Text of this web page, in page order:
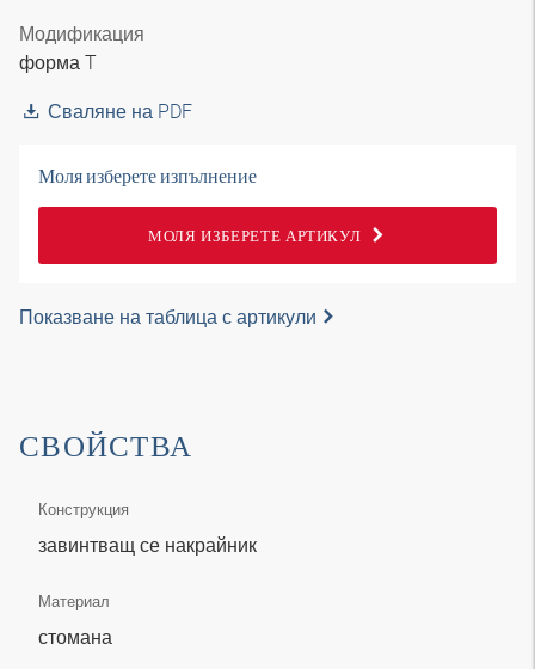
Модификация
форма T
Сваляне на PDF
Моля изберете изпълнение
МОЛЯ ИЗБЕРЕТЕ АРТИКУЛ
Показване на таблица с артикули
СВОЙСТВА
Конструкция
завинтващ се накрайник
Материал
стомана